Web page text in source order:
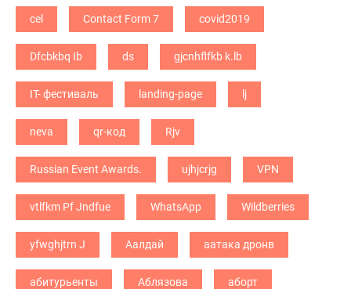
cel Contact Form 7 covid2019
Dfcbkbq Ib ds gjcnhflfkb k.lb
IT- фестиваль landing-page lj
neva qr-код Rjv
Russian Event Awards. ujhjcrjg VPN
vtlfkm Pf Jndfue WhatsApp Wildberries
yfwghjtrn J Аалдай аатака дронв
абитурьенты Аблязова аборт